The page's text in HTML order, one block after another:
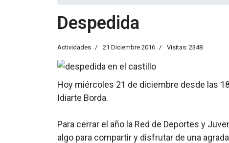
Despedida
Actividades 21 Diciembre 2016 Visitas: 2348
Hoy miércoles 21 de diciembre desde las
Idiarte Borda.
Para cerrar el año la Red de Deportes y
algo para compartir y disfrutar de una